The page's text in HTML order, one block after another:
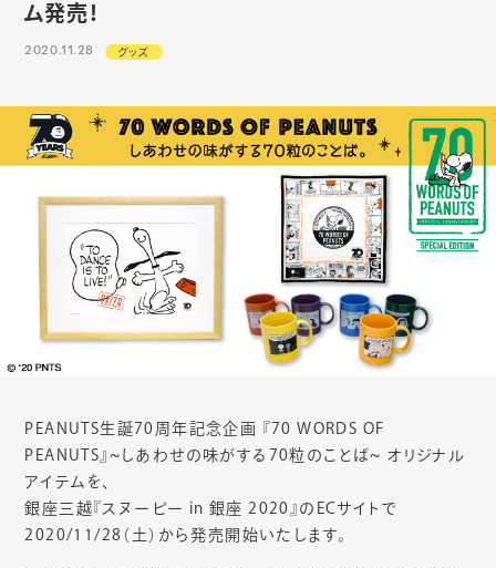
ム発売！
2020.11.28 グッズ
PEANUTS生誕70周年記念企画 『70 WORDS OF
PEANUTS』~しあわせの味がする70粒のことば~ オリジナル
アイテムを、
銀座三越『スヌーピー in 銀座 2020』のECサイトで
2020/11/28（土）から発売開始いたします。